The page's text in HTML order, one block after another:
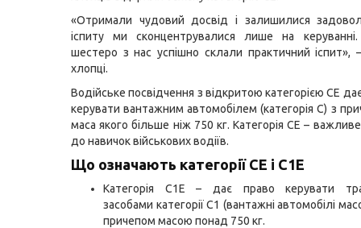
«Отримали чудовий досвід і залишилися
іспиту ми сконцентрувалися лише на
шестеро з нас успішно склали практичний іспит»,
хлопці.
Водійське посвідчення з відкритою категорією СЕ
керувати вантажним автомобілем (категорія С) з
маса якого більше ніж 750 кг. Категорія СЕ –
до навичок військових водіїв.
Що означають категорії СE і С1E
Категорія С1E– дає право керувати
засобами категорії С1 (вантажні автомобілі
причепом масою понад 750 кг.